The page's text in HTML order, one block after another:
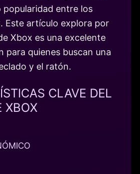
popularidad entre los
Este artículo explora por
Xbox es una excelente
para quienes buscan una
y el ratón.
CLAVE DEL
XBOX